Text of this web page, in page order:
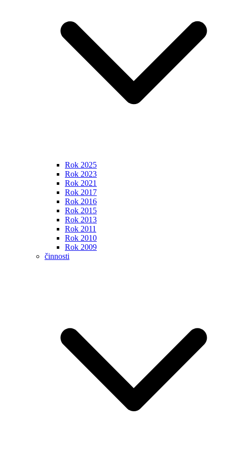
Rok 2025
Rok 2023
Rok 2021
Rok 2017
Rok 2016
Rok 2015
Rok 2013
Rok 2011
Rok 2010
Rok 2009
činnosti